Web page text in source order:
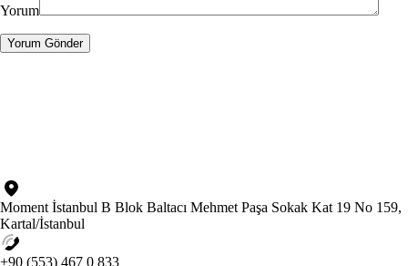
Yorum
Moment İstanbul B Blok Baltacı Mehmet Paşa Sokak Kat 19 No 159,
Kartal/İstanbul
+90 (553) 467 0 833